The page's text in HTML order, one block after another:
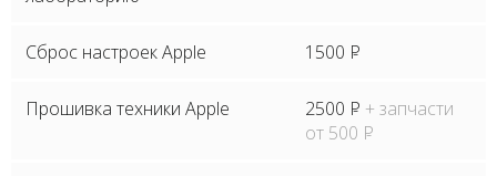
Сброс настроек Apple 1500 P
Прошивка техники Apple 2500 P + запчасти
от 500 P